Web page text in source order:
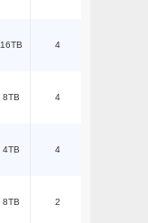
16TB 4
8TB 4
4TB 4
8TB 2